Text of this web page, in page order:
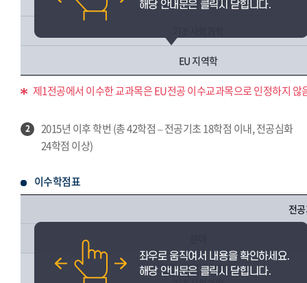
EU 지역학
제1전공에서 이수한 교과목은 EU전공 이수교과목으로 인정하지 않
2
2015년 이후 학번 (총 42학점 – 전공기초 18학점 이내, 전공심화
24학점 이상)
이수학점표
전
관련 교양(기초교양)